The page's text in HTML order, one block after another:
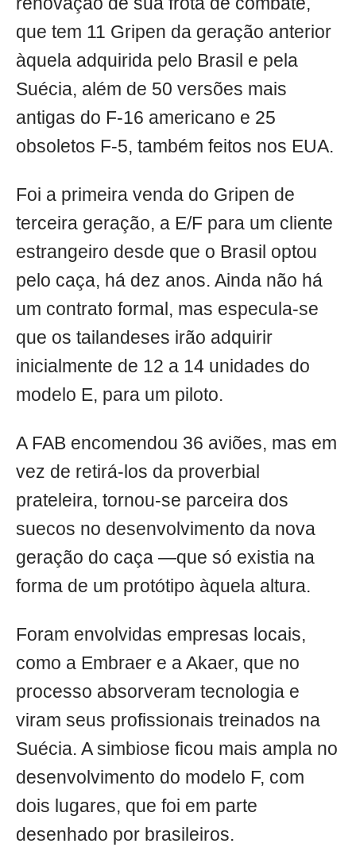
que tem 11 Gripen da geração anterior
àquela adquirida pelo Brasil e pela
Suécia, além de 50 versões mais
antigas do F-16 americano e 25
obsoletos F-5, também feitos nos EUA.
Foi a primeira venda do Gripen de
terceira geração, a E/F para um cliente
estrangeiro desde que o Brasil optou
pelo caça, há dez anos. Ainda não há
um contrato formal, mas especula-se
que os tailandeses irão adquirir
inicialmente de 12 a 14 unidades do
modelo E, para um piloto.
A FAB encomendou 36 aviões, mas em
vez de retirá-los da proverbial
prateleira, tornou-se parceira dos
suecos no desenvolvimento da nova
geração do caça —que só existia na
forma de um protótipo àquela altura.
Foram envolvidas empresas locais,
como a Embraer e a Akaer, que no
processo absorveram tecnologia e
viram seus profissionais treinados na
Suécia. A simbiose ficou mais ampla no
desenvolvimento do modelo F, com
dois lugares, que foi em parte
desenhado por brasileiros.